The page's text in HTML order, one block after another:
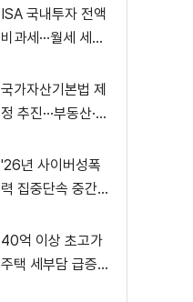
ISA 국내투자 전액
비과세···월세 세액
국가자산기본법 제
정 추진···부동산·주
'26년 사이버성폭
력 집중단속 중간
진계획은?
40억 이상 초고가
주택 세부담 급증···